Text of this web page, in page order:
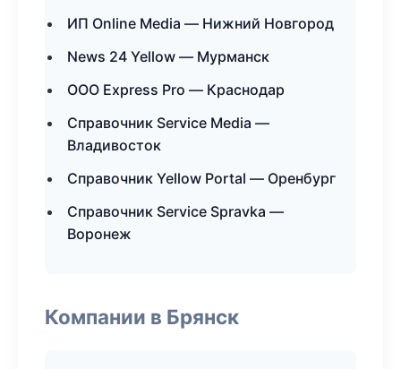
ИП Online Media — Нижний Новгород
News 24 Yellow — Мурманск
ООО Express Pro — Краснодар
Справочник Service Media —
Владивосток
Справочник Yellow Portal — Оренбург
Справочник Service Spravka —
Воронеж
Компании в Брянск